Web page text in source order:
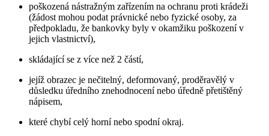
poškozená nástražným zařízením na ochranu proti krádeži
(žádost mohou podat právnické nebo fyzické osoby, za
předpokladu, že bankovky byly v okamžiku poškození v
jejich vlastnictví),
skládající se z více než 2 částí,
jejíž obrazec je nečitelný, deformovaný, proděravělý v
důsledku úředního znehodnocení nebo úředně přetištěný
nápisem,
které chybí celý horní nebo spodní okraj.